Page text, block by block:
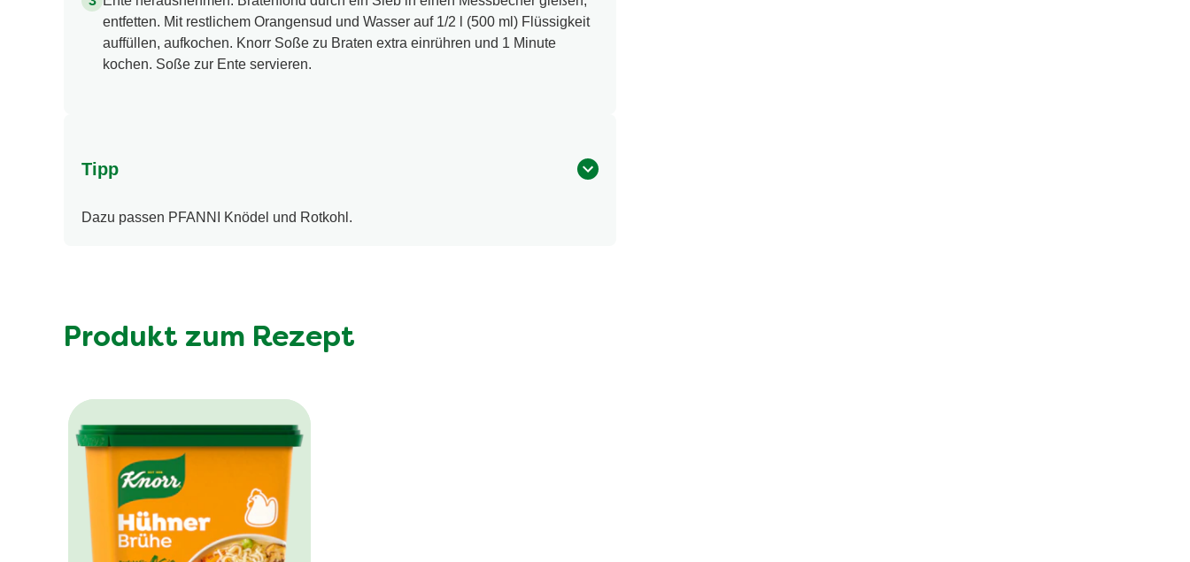
entfetten. Mit restlichem Orangensud und Wasser auf 1/2 l (500 ml) Flüssigkeit
auffüllen, aufkochen. Knorr Soße zu Braten extra einrühren und 1 Minute
kochen. Soße zur Ente servieren.
Tipp
Dazu passen PFANNI Knödel und Rotkohl.
Produkt zum Rezept